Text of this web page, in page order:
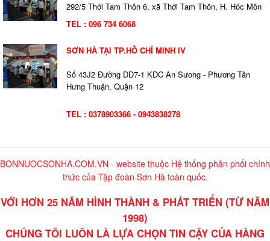
292/5 Thới Tam Thôn 6, xã Thới Tam Thôn, H. Hóc Môn
TEL : 096 734 6068
SƠN HÀ TẠI TP.HỒ CHÍ MINH IV
Số 43J2 Đường DD7-1 KDC An Sương - Phương Tân
Hưng Thuận, Quận 12
TEL : 0378903366 - 0943838278
BONNUOCSONHA.COM.VN - website thuộc Hệ thống phân phối chính
thức của Tập đoàn Sơn Hà toàn quốc.
VỚI HƠN 25 NĂM HÌNH THÀNH & PHÁT TRIỂN (TỪ NĂM
1998)
CHÚNG TÔI LUÔN LÀ LỰA CHỌN TIN CẬY CỦA HÀNG